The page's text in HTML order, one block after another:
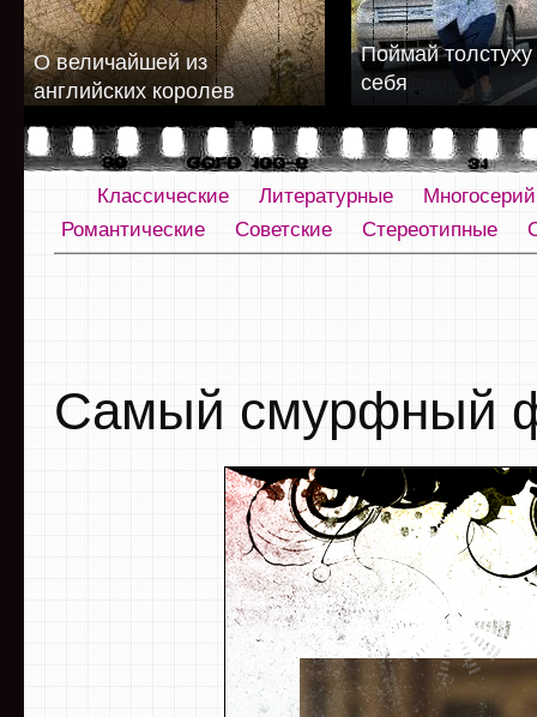
О величайшей из
английских королев
Поймай
себя
Классические Литературные
Романтические
Советские Стереотипные
Самый смурфный